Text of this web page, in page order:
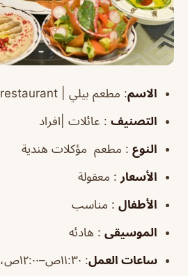
الاسم: مطعم بيلي | restaurant
التصنيف : عائلات |افراد
النوع : مطعم مؤكلات هندية
الأسعار : معقولة
الأطفال : مناسب
الموسيقى : هادئه
ساعات العمل: